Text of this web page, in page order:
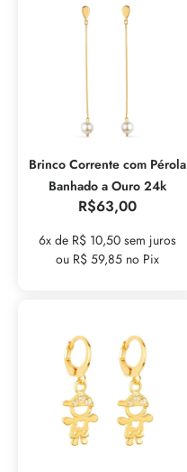
Brinco Corrente com Pérola
Banhado a Ouro 24k
R$63,00
6x de R$ 10,50 sem juros
ou R$ 59,85 no Pix